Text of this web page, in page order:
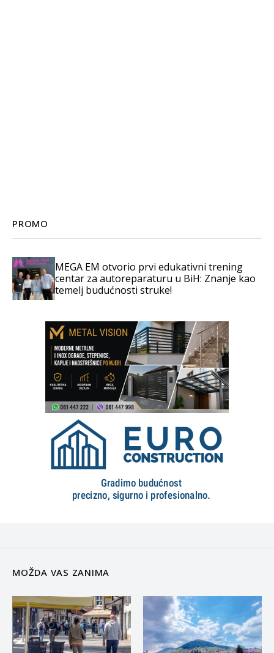
PROMO
MEGA EM otvorio prvi edukativni trening
centar za autoreparaturu u BiH: Znanje kao
temelj budućnosti struke!
MOŽDA VAS ZANIMA